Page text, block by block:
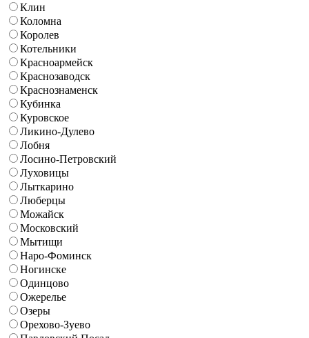
Клин
Коломна
Королев
Котельники
Красноармейск
Краснозаводск
Краснознаменск
Кубинка
Куровское
Ликино-Дулево
Лобня
Лосино-Петровский
Луховицы
Лыткарино
Люберцы
Можайск
Московский
Мытищи
Наро-Фоминск
Ногинске
Одинцово
Ожерелье
Озеры
Орехово-Зуево